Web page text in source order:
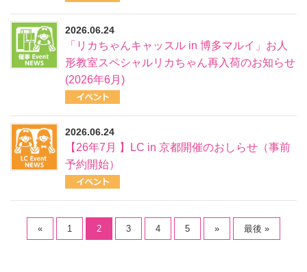
2026.06.24
「リカちゃんキャッスル in 博多マルイ」お人
形教室スペシャルリカちゃん再入荷のお知らせ
(2026年6月)
2026.06.24
【26年7月 】LC in 京都開催のおしらせ（事前
予約開始）
« 1 2 3 4 5 » 最後 »